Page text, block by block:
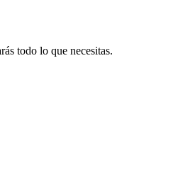
todo lo que necesitas.